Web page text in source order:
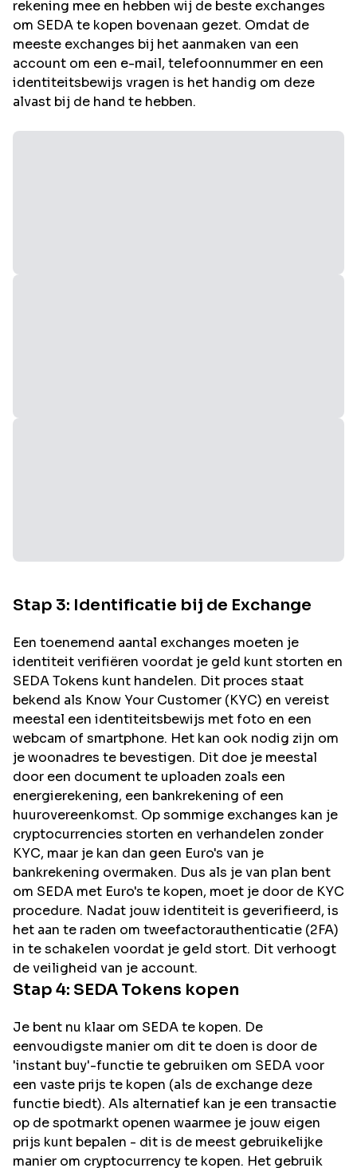
rekening mee en hebben wij de beste exchanges
om SEDAte kopen bovenaan gezet. Omdat de
meeste exchanges bij het aanmaken van een
account om een e-mail, telefoonnummer en een
identiteitsbewijs vragen is het handig om deze
alvast bij de hand te hebben.
Stap 3: Identificatie bij de Exchange
Een toenemend aantal exchanges moeten je
identiteit verifiëren voordat je geld kunt storten en
SEDATokens kunt handelen. Dit proces staat
bekend als Know Your Customer (KYC) en vereist
meestal een identiteitsbewijs met foto en een
webcam of smartphone. Het kan ook nodig zijn om
je woonadres te bevestigen. Dit doe je meestal
door een document te uploaden zoals een
energierekening, een bankrekening of een
huurovereenkomst. Op sommige exchanges kan je
cryptocurrencies storten en verhandelen zonder
KYC, maar je kan dan geen Euro's van je
bankrekening overmaken. Dus als je van plan bent
om SEDA met Euro's te kopen, moet je door de KYC
procedure. Nadat jouw identiteit is geverifieerd, is
het aan te raden om tweefactorauthenticatie (2FA)
in te schakelen voordat je geld stort. Dit verhoogt
de veiligheid van je account.
Stap 4: SEDA Tokens kopen
Je bent nu klaar om SEDA te kopen. De
eenvoudigste manier om dit te doen is door de
'instant buy'-functie te gebruiken om SEDA voor
een vaste prijs te kopen (als de exchange deze
functie biedt). Als alternatief kan je een transactie
op de spotmarkt openen waarmee je jouw eigen
prijs kunt bepalen - dit is de meest gebruikelijke
manier om cryptocurrency te kopen. Het gebruik